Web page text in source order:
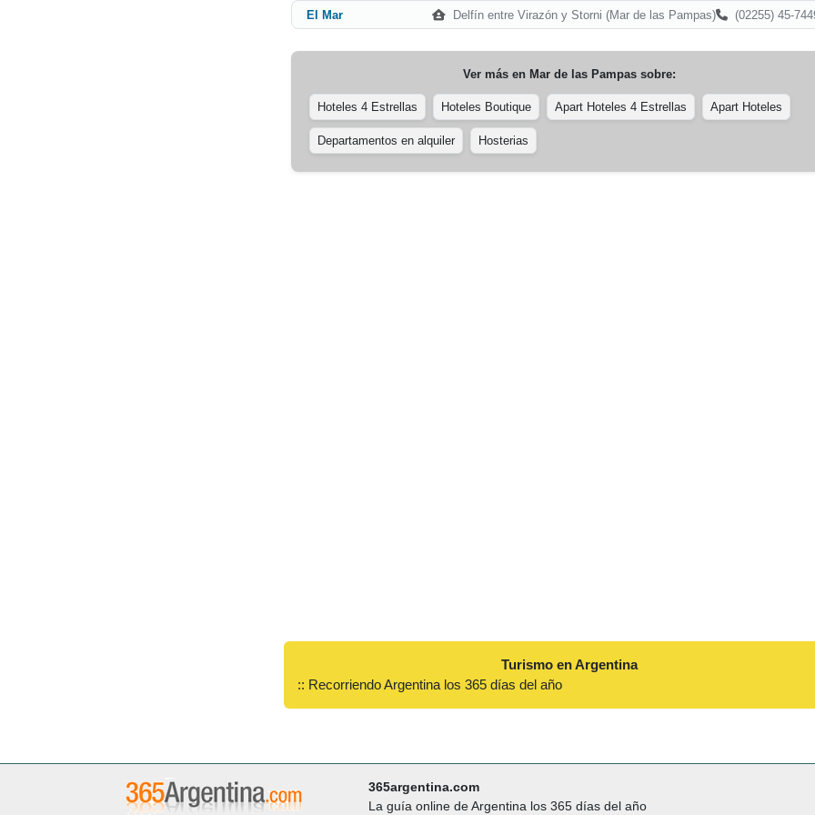
El Mar Delfín entre Virazón y Storni (Mar de las Pampas) (02255) 45-
Ver más en Mar de las Pampassobre:
Hoteles 4 Estrellas Hoteles Boutique Apart Hoteles 4 Estrellas Apart Hoteles
Departamentos en alquiler Hosterias
Turismo en Argentina
:: Recorriendo Argentina los 365 días del año
365argentina.com
La guía online de Argentina los 365 días del año